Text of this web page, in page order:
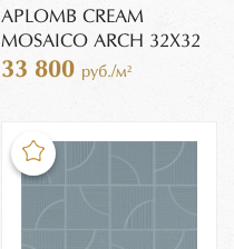
APLOMB CREAM
MOSAICO ARCH 32X32
33 800 руб./м²